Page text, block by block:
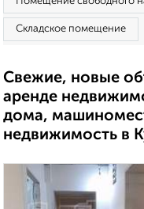
Складское помещение
Свежие, новые
аренде
дома,
недвижимость в